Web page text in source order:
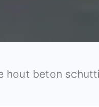
hout beton